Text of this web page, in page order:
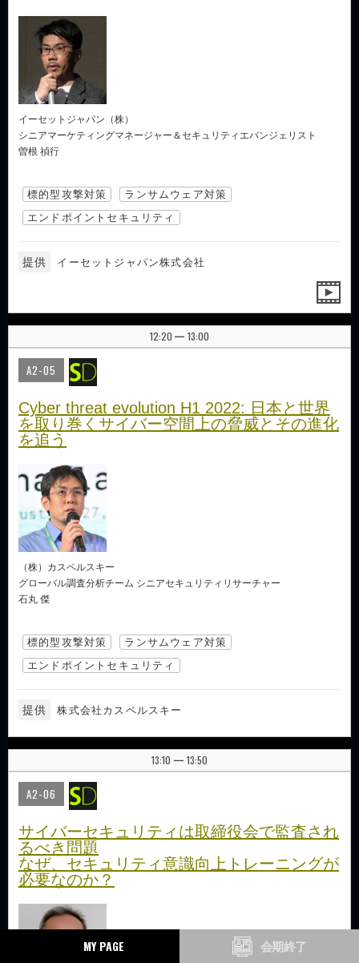
MY PAGE 会期終了
イーセットジャパン（株）
シニアマーケティングマネージャー＆セキュリティエバンジェリスト
曽根 禎行
標的型攻撃対策
ランサムウェア対策
エンドポイントセキュリティ
提供 イーセットジャパン株式会社
12:20 | 13:00
A2-05
Cyber threat evolution H1 2022: 日本と世界
を取り巻くサイバー空間上の脅威とその進化
を追う
（株）カスペルスキー
グローバル調査分析チーム シニアセキュリティリサーチャー
石丸 傑
標的型攻撃対策
ランサムウェア対策
エンドポイントセキュリティ
提供 株式会社カスペルスキー
13:10 | 13:50
A2-06
サイバーセキュリティは取締役会で監査され
るべき問題
なぜ、セキュリティ意識向上トレーニングが
必要なのか？